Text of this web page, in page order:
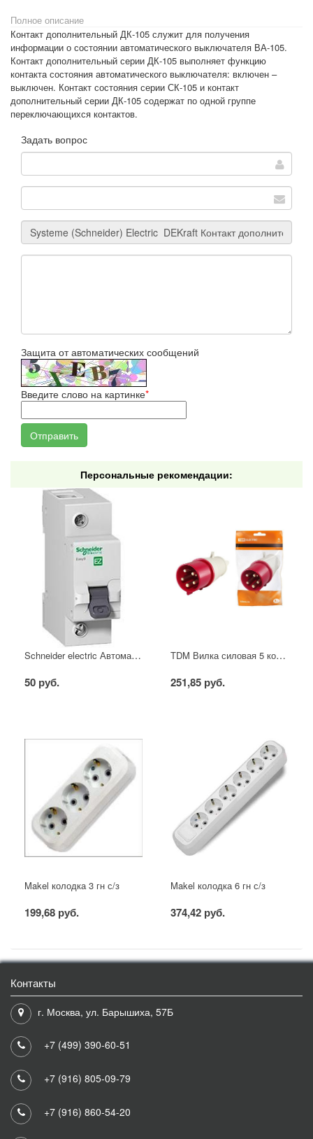
Полное описание
Контакт дополнительный ДК-105 служит для получения
информации о состоянии автоматического выключателя ВА-105.
Контакт дополнительный серии ДК-105 выполняет функцию
контакта состояния автоматического выключателя: включен –
выключен. Контакт состояния серии СК-105 и контакт
дополнительный серии ДК-105 содержат по одной группе
переключающихся контактов.
Задать вопрос
Защита от автоматических сообщений
Введите слово на картинке*
Персональные рекомендации:
Schneider electric Автоматический выключатель 1/40А
50 руб.
TDM Вилка силовая 5 контактов 16А 380В IP44
251,85 руб.
Makel колодка 3 гн с/з
199,68 руб.
Makel колодка 6 гн с/з
374,42 руб.
Контакты
г. Москва, ул. Барышиха, 57Б
+7 (499) 390-60-51
+7 (916) 805-09-79
+7 (916) 860-54-20